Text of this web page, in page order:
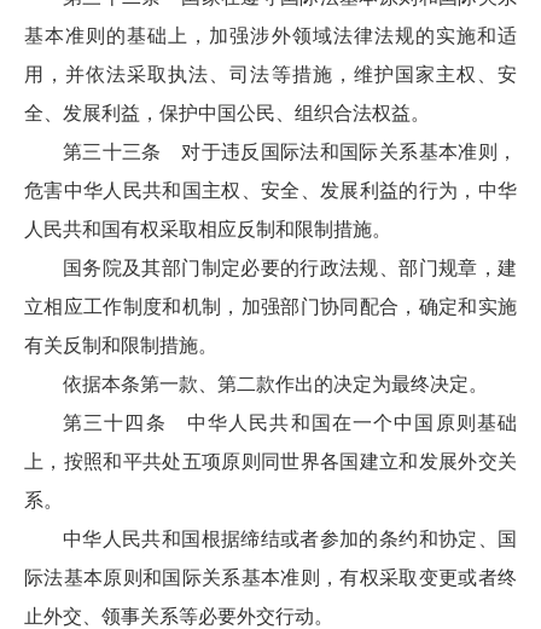
基本准则的基础上，加强涉外领域法律法规的实施和适
用，并依法采取执法、司法等措施，维护国家主权、安
全、发展利益，保护中国公民、组织合法权益。
第三十三条 对于违反国际法和国际关系基本准则，
危害中华人民共和国主权、安全、发展利益的行为，中华
人民共和国有权采取相应反制和限制措施。
国务院及其部门制定必要的行政法规、部门规章，建
立相应工作制度和机制，加强部门协同配合，确定和实施
有关反制和限制措施。
依据本条第一款、第二款作出的决定为最终决定。
第三十四条 中华人民共和国在一个中国原则基础
上，按照和平共处五项原则同世界各国建立和发展外交关
系。
中华人民共和国根据缔结或者参加的条约和协定、国
际法基本原则和国际关系基本准则，有权采取变更或者终
止外交、领事关系等必要外交行动。